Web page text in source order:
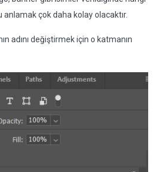
çok daha kolay olacaktır.
adını değiştirmek için o katmanın